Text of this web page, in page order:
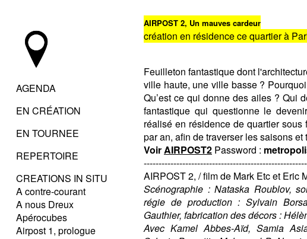
AGENDA
EN CRÉATION
EN TOURNEE
REPERTOIRE
CREATIONS IN SITU
A contre-courant
A nous Dreux
Apérocubes
Airpost 1, prologue
AIRPOST 2, Un mauves cardeur
création en résidence ce quartier à
Feuilleton fantastique dont
ville haute, une ville basse ?
Qu’est ce qui donne des ailes ? Qui
fantastique qui questionne le
réalisé en résidence de quartier
par an, afin de traverser les saisons
VoirAIRPOST2 Password :
AIRPOST 2, / film de Mark Etc et Eric
Scénographie : Nataska Roublov,
régie de production : Sylvain
Gauthier, fabrication des décors :
Avec Kamel Abbes-Aïd, Samia